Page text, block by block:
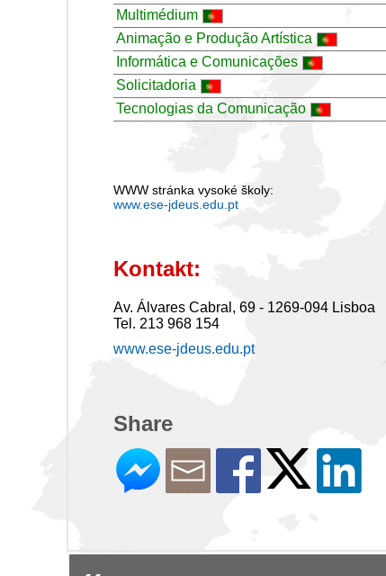
Multimédium
Animação e Produção Artística
Informática e Comunicações
Solicitadoria
Tecnologias da Comunicação
WWW stránka vysoké školy:
www.ese-jdeus.edu.pt
Kontakt:
Av. Álvares Cabral, 69 - 1269-094 Lisboa
Tel. 213 968 154
www.ese-jdeus.edu.pt
Share